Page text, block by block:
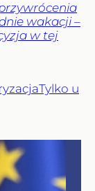
wakacji –
w tej
Tylko u